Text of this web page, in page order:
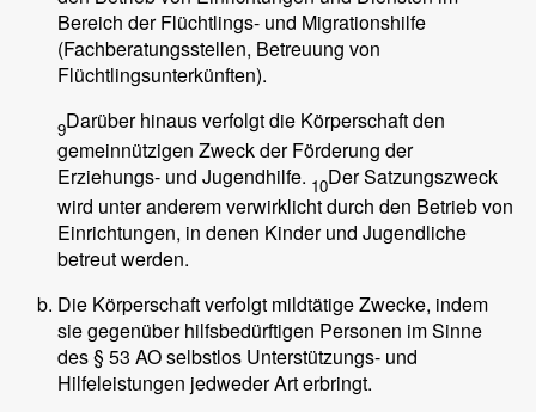
Bereich der Flüchtlings- und Migrationshilfe
(Fachberatungsstellen, Betreuung von
Flüchtlingsunterkünften).
9Darüber hinaus verfolgt die Körperschaft den
gemeinnützigen Zweck der Förderung der
Erziehungs- und Jugendhilfe. 10Der Satzungszweck
wird unter anderem verwirklicht durch den Betrieb von
Einrichtungen, in denen Kinder und Jugendliche
betreut werden.
Die Körperschaft verfolgt mildtätige Zwecke, indem
sie gegenüber hilfsbedürftigen Personen im Sinne
des § 53 AO selbstlos Unterstützungs- und
Hilfeleistungen jedweder Art erbringt.